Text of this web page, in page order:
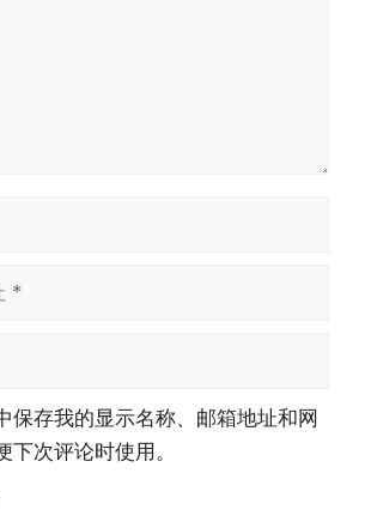
保存我的显示名称、邮箱地址和网
下次评论时使用。